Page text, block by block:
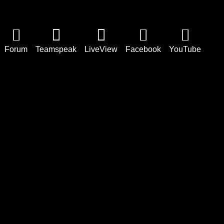
Forum Teamspeak LiveView Facebook YouTube